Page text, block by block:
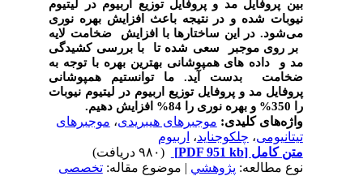
بین پروفایل مد و پروفایل توزیع اربیوم در لیتیوم
نیوبات شده و در نتیجه باعث افزایش بهره نوری
می‌شود. در این ساختارها با افزایش ضخامت لایه
بر روی موجبرسعی شده تا با بررسی کشیدگی
مد و داده های همپوشانی بهترین بهره با توجه به
ضخامت بدست آید. ما توانستیم همپوشانی
پروفایل مد و پروفایل توزیع اربیوم در لیتیوم نیوبات
را 350% و بهره نوری را 84% افزایش دهیم.
واژه‌های کلیدی:موجبرهای هیبریدی،موجبرهای
تیتانیومی،چلکوجناید،اربیوم
متن کامل[PDF 951 kb]
نوع مطالعه:پژوهشي| موضوع مقاله:تخصصی